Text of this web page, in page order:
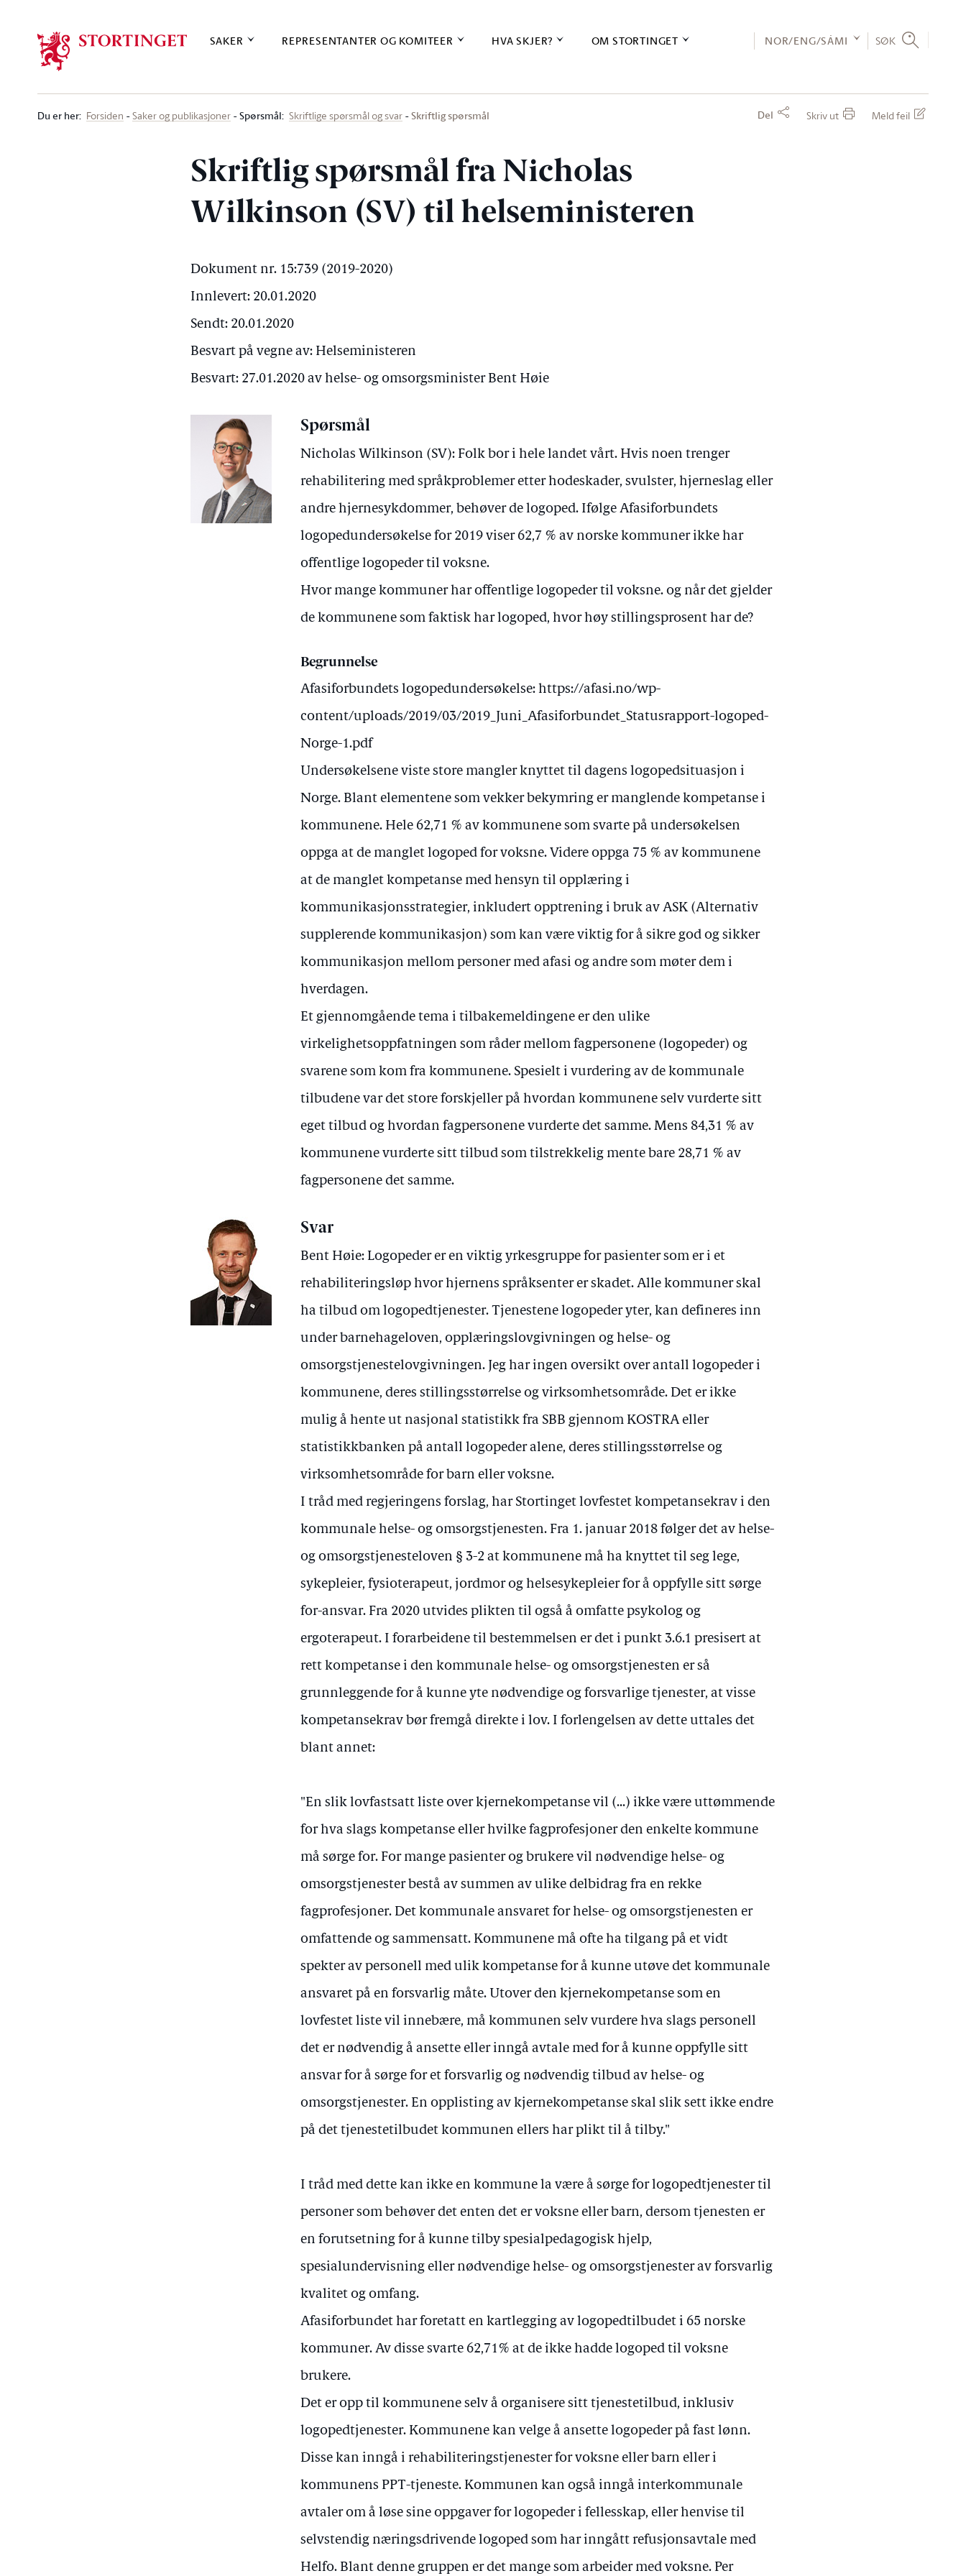
SAKER REPRESENTANTER OG KOMITEER HVA SKJER? OM STORTINGET NOR/ENG/SÁMI SØK
Du er her: Forsiden Saker og publikasjoner Spørsmål: Skriftlige spørsmål og svar Skriftlig spørsmål Del Skriv ut Meld feil
Skriftlig spørsmål fra Nicholas
Wilkinson (SV) til helseministeren
Dokument nr. 15:739 (2019-2020)
Innlevert: 20.01.2020
Sendt: 20.01.2020
Besvart på vegne av: Helseministeren
Besvart: 27.01.2020 av helse- og omsorgsminister Bent Høie
Spørsmål
Nicholas Wilkinson (SV): Folk bor i hele landet vårt. Hvis noen trenger
rehabilitering med språkproblemer etter hodeskader, svulster, hjerneslag eller
andre hjernesykdommer, behøver de logoped. Ifølge Afasiforbundets
logopedundersøkelse for 2019 viser 62,7 % av norske kommuner ikke har
offentlige logopeder til voksne.
Hvor mange kommuner har offentlige logopeder til voksne. og når det gjelder
de kommunene som faktisk har logoped, hvor høy stillingsprosent har de?
Begrunnelse
Afasiforbundets logopedundersøkelse: https://afasi.no/wp-
content/uploads/2019/03/2019_Juni_Afasiforbundet_Statusrapport-logoped-
Norge-1.pdf
Undersøkelsene viste store mangler knyttet til dagens logopedsituasjon i
Norge. Blant elementene som vekker bekymring er manglende kompetanse i
kommunene. Hele 62,71 % av kommunene som svarte på undersøkelsen
oppga at de manglet logoped for voksne. Videre oppga 75 % av kommunene
at de manglet kompetanse med hensyn til opplæring i
kommunikasjonsstrategier, inkludert opptrening i bruk av ASK (Alternativ
supplerende kommunikasjon) som kan være viktig for å sikre god og sikker
kommunikasjon mellom personer med afasi og andre som møter dem i
hverdagen.
Et gjennomgående tema i tilbakemeldingene er den ulike
virkelighetsoppfatningen som råder mellom fagpersonene (logopeder) og
svarene som kom fra kommunene. Spesielt i vurdering av de kommunale
tilbudene var det store forskjeller på hvordan kommunene selv vurderte sitt
eget tilbud og hvordan fagpersonene vurderte det samme. Mens 84,31 % av
kommunene vurderte sitt tilbud som tilstrekkelig mente bare 28,71 % av
fagpersonene det samme.
Svar
Bent Høie: Logopeder er en viktig yrkesgruppe for pasienter som er i et
rehabiliteringsløp hvor hjernens språksenter er skadet. Alle kommuner skal
ha tilbud om logopedtjenester. Tjenestene logopeder yter, kan defineres inn
under barnehageloven, opplæringslovgivningen og helse- og
omsorgstjenestelovgivningen. Jeg har ingen oversikt over antall logopeder i
kommunene, deres stillingsstørrelse og virksomhetsområde. Det er ikke
mulig å hente ut nasjonal statistikk fra SBB gjennom KOSTRA eller
statistikkbanken på antall logopeder alene, deres stillingsstørrelse og
virksomhetsområde for barn eller voksne.
I tråd med regjeringens forslag, har Stortinget lovfestet kompetansekrav i den
kommunale helse- og omsorgstjenesten. Fra 1. januar 2018 følger det av helse-
og omsorgstjenesteloven § 3-2 at kommunene må ha knyttet til seg lege,
sykepleier, fysioterapeut, jordmor og helsesykepleier for å oppfylle sitt sørge
for-ansvar. Fra 2020 utvides plikten til også å omfatte psykolog og
ergoterapeut. I forarbeidene til bestemmelsen er det i punkt 3.6.1 presisert at
rett kompetanse i den kommunale helse- og omsorgstjenesten er så
grunnleggende for å kunne yte nødvendige og forsvarlige tjenester, at visse
kompetansekrav bør fremgå direkte i lov. I forlengelsen av dette uttales det
blant annet:
"En slik lovfastsatt liste over kjernekompetanse vil (…) ikke være uttømmende
for hva slags kompetanse eller hvilke fagprofesjoner den enkelte kommune
må sørge for. For mange pasienter og brukere vil nødvendige helse- og
omsorgstjenester bestå av summen av ulike delbidrag fra en rekke
fagprofesjoner. Det kommunale ansvaret for helse- og omsorgstjenesten er
omfattende og sammensatt. Kommunene må ofte ha tilgang på et vidt
spekter av personell med ulik kompetanse for å kunne utøve det kommunale
ansvaret på en forsvarlig måte. Utover den kjernekompetanse som en
lovfestet liste vil innebære, må kommunen selv vurdere hva slags personell
det er nødvendig å ansette eller inngå avtale med for å kunne oppfylle sitt
ansvar for å sørge for et forsvarlig og nødvendig tilbud av helse- og
omsorgstjenester. En opplisting av kjernekompetanse skal slik sett ikke endre
på det tjenestetilbudet kommunen ellers har plikt til å tilby."
I tråd med dette kan ikke en kommune la være å sørge for logopedtjenester til
personer som behøver det enten det er voksne eller barn, dersom tjenesten er
en forutsetning for å kunne tilby spesialpedagogisk hjelp,
spesialundervisning eller nødvendige helse- og omsorgstjenester av forsvarlig
kvalitet og omfang.
Afasiforbundet har foretatt en kartlegging av logopedtilbudet i 65 norske
kommuner. Av disse svarte 62,71% at de ikke hadde logoped til voksne
brukere.
Det er opp til kommunene selv å organisere sitt tjenestetilbud, inklusiv
logopedtjenester. Kommunene kan velge å ansette logopeder på fast lønn.
Disse kan inngå i rehabiliteringstjenester for voksne eller barn eller i
kommunens PPT-tjeneste. Kommunen kan også inngå interkommunale
avtaler om å løse sine oppgaver for logopeder i fellesskap, eller henvise til
selvstendig næringsdrivende logoped som har inngått refusjonsavtale med
Helfo. Blant denne gruppen er det mange som arbeider med voksne. Per